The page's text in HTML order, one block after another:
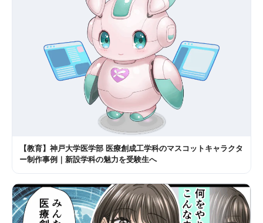
【教育】神戸大学医学部 医療創成工学科のマスコットキャラクタ
ー制作事例｜新設学科の魅力を受験生へ